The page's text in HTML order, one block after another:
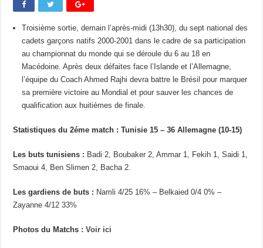
Troisième sortie, demain l’après-midi (13h30), du sept national des
cadets garçons natifs 2000-2001 dans le cadre de sa participation
au championnat du monde qui se déroule du 6 au 18 en
Macédoine. Après deux défaites face l’Islande et l’Allemagne,
l’équipe du Coach Ahmed Rajhi devra battre le Brésil pour marquer
sa première victoire au Mondial et pour sauver les chances de
qualification aux huitièmes de finale.
Statistiques du 2éme match : Tunisie 15 – 36 Allemagne (10-15)
Les buts tunisiens : Badi 2, Boubaker 2, Ammar 1, Fekih 1, Saidi 1,
Smaoui 4, Ben Slimen 2, Bacha 2.
Les gardiens de buts : Namli 4/25 16% – Belkaied 0/4 0% –
Zayanne 4/12 33%
Photos du Matchs :Voir ici